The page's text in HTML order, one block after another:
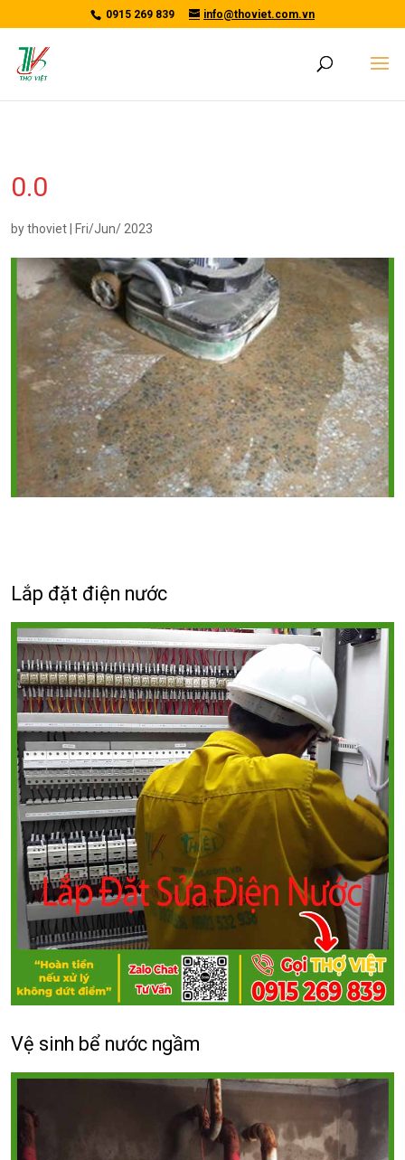
0915 269 839 info@thoviet.com.vn
0.0
bythoviet Fri/Jun/ 2023
Lắp đặt điện nước
Vệ sinh bể nước ngầm